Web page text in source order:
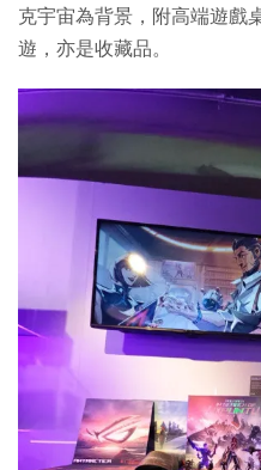
克宇宙為背景，附高端遊戲
遊，亦是收藏品。